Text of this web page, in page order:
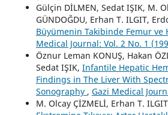
Gülçin DİLMEN, Sedat IŞIK, M.
GÜNDOĞDU, Erhan T. ILGIT,
Büyümenin Takibinde Femur ve
Medical Journal: Vol. 2 No. 1
Öznur Leman KONUŞ, Hakan
Sedat IŞIK, Infantile Hepatic
Findings in The Liver With
Sonography , Gazi Medical
M. Olcay ÇİZMELİ, Erhan T.